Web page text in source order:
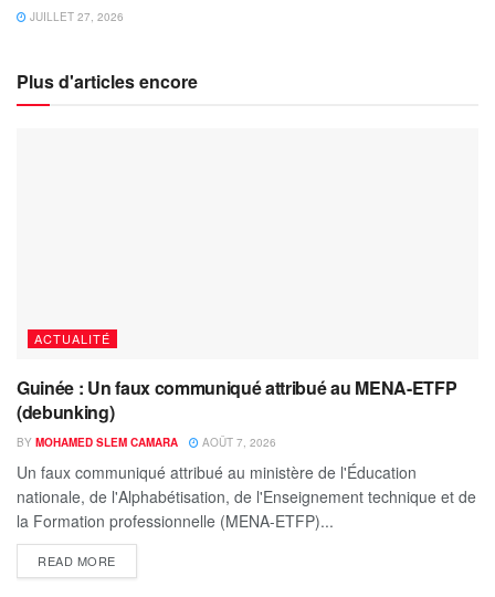
JUILLET 27, 2026
Plus d'articles encore
ACTUALITÉ
Guinée : Un faux communiqué attribué au MENA-ETFP
(debunking)
BY MOHAMED SLEM CAMARA AOÛT 7, 2026
Un faux communiqué attribué au ministère de l'Éducation
nationale, de l'Alphabétisation, de l'Enseignement technique et de
la Formation professionnelle (MENA-ETFP)...
READ MORE